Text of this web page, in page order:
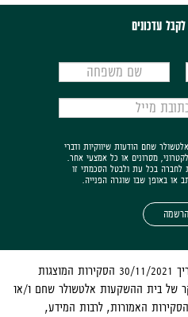
עדכונים
שחם הודעות שיווקיות ודברי
מסרונים או כל אמצעי אחר.
לחברה בכל עת ולבטל הסכמתי זו
או באופן שבו שוגרה הפנייה.
הסקירה צולמה בתאריך 30/11/2021 הסקירות המוצגות
של בית ההשקעות אלטשולר שחם ו/או
האמורות, לרבות המידע,